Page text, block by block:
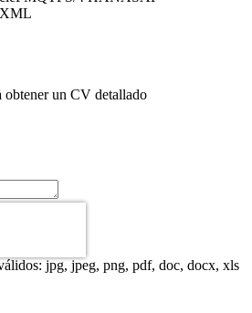
XML
obtener un CV detallado
jpg, jpeg, png, pdf, doc, docx, xls